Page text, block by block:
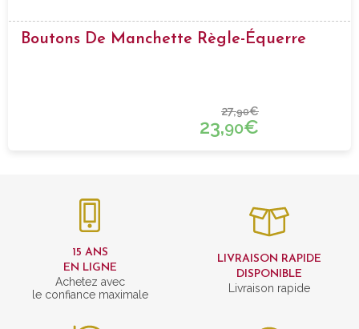
Boutons De Manchette Règle-Équerre
27,90€
23,90€
15 ANS
EN LIGNE
Achetez avec
le confiance maximale
LIVRAISON RAPIDE
DISPONIBLE
Livraison rapide